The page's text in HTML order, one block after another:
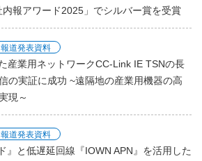
内報アワード2025」でシルバー賞を受賞
報道発表資料
産業用ネットワークCC-Link IE TSNの長
の実証に成功 ~遠隔地の産業用機器の高
現～
報道発表資料
』と低遅延回線『IOWN APN』を活用した